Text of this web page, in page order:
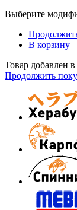
Выберите
В корзину
Товар добавлен в
Продолжить